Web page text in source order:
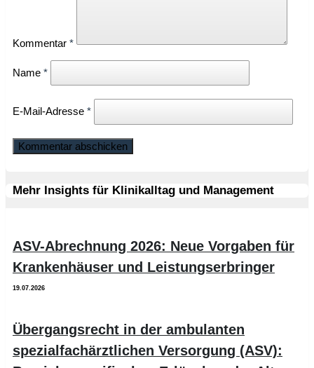
Kommentar *
Name *
E-Mail-Adresse *
Mehr Insights für Klinikalltag und Management
ASV-Abrechnung 2026: Neue Vorgaben für
Krankenhäuser und Leistungserbringer
19.07.2026
Übergangsrecht in der ambulanten
spezialfachärztlichen Versorgung (ASV):